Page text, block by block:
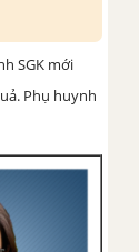
SGK mới
Phụ huynh